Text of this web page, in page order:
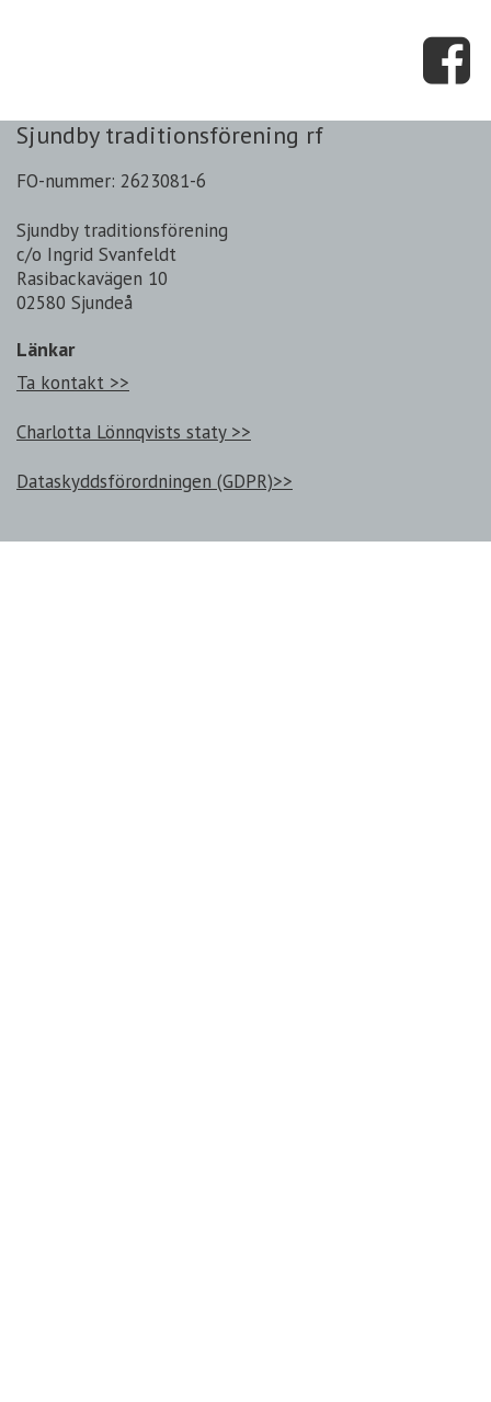
Sjundby traditionsförening rf
FO-nummer: 2623081-6
Sjundby traditionsförening
c/o Ingrid Svanfeldt
Rasibackavägen 10
02580 Sjundeå
Länkar
Ta kontakt >>
Charlotta Lönnqvists staty >>
Dataskyddsförordningen (GDPR)>>